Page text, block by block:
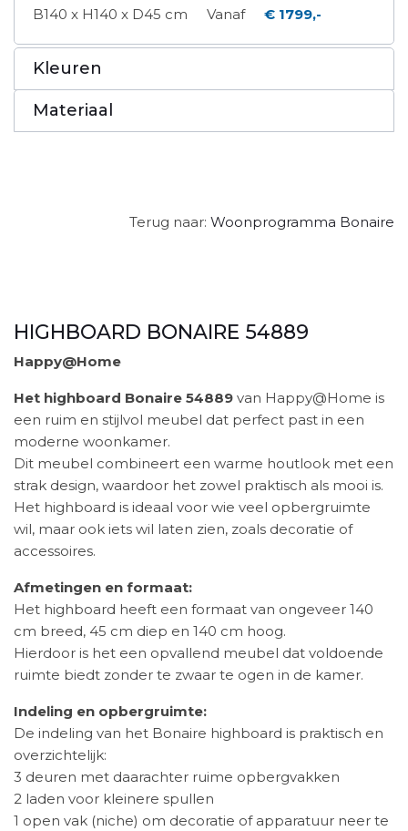
B140 x H140 x D45 cm
Vanaf € 1799,-
Kleuren
Materiaal
Terug naar: Woonprogramma Bonaire
HIGHBOARD BONAIRE 54889
Happy@Home
Het highboard Bonaire 54889 van Happy@Home is
een ruim en stijlvol meubel dat perfect past in een
moderne woonkamer.
Dit meubel combineert een warme houtlook met een
strak design, waardoor het zowel praktisch als mooi is.
Het highboard is ideaal voor wie veel opbergruimte
wil, maar ook iets wil laten zien, zoals decoratie of
accessoires.
Afmetingen en formaat:
Het highboard heeft een formaat van ongeveer 140
cm breed, 45 cm diep en 140 cm hoog.
Hierdoor is het een opvallend meubel dat voldoende
ruimte biedt zonder te zwaar te ogen in de kamer.
Indeling en opbergruimte:
De indeling van het Bonaire highboard is praktisch en
overzichtelijk:
3 deuren met daarachter ruime opbergvakken
2 laden voor kleinere spullen
1 open vak (niche) om decoratie of apparatuur neer te